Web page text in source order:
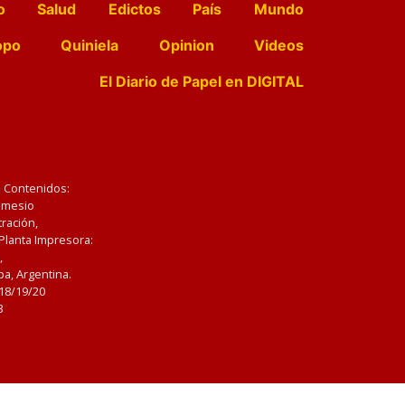
Salud Edictos País
Mundo
Quiniela Opinion
Videos
El Diario de Papel en DIGITAL
Impresora:
Argentina.
19/20